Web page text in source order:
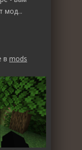
мод...
в mods